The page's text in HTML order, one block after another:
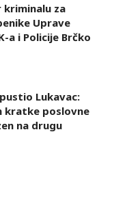
kriminalu za
Uprave
a i Policije Brčko
Lukavac:
kratke poslovne
na drugu